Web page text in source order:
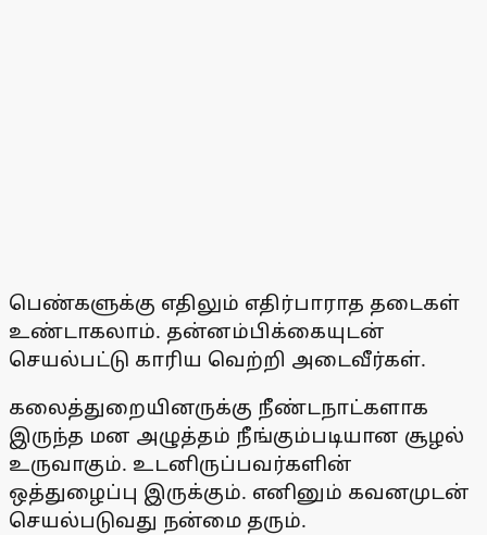
பெண்களுக்கு எதிலும் எதிர்பாராத தடைகள்
உண்டாகலாம். தன்னம்பிக்கையுடன்
செயல்பட்டு காரிய வெற்றி அடைவீர்கள்.
கலைத்துறையினருக்கு நீண்டநாட்களாக
இருந்த மன அழுத்தம் நீங்கும்படியான சூழல்
உருவாகும். உடனிருப்பவர்களின்
ஒத்துழைப்பு இருக்கும். எனினும் கவனமுடன்
செயல்படுவது நன்மை தரும்.